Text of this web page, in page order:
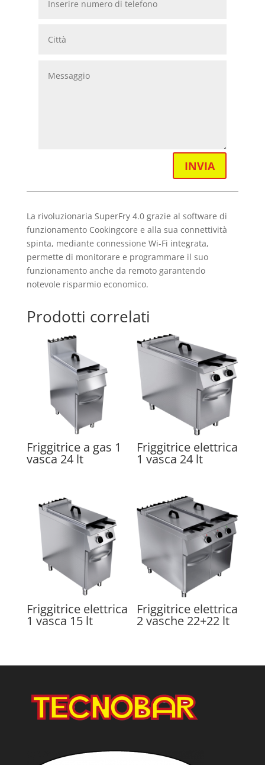
INVIA
La rivoluzionaria SuperFry 4.0 grazie al software di
funzionamento Cookingcore e alla sua connettività
spinta, mediante connessione Wi-Fi integrata,
permette di monitorare e programmare il suo
funzionamento anche da remoto garantendo
notevole risparmio economico.
Prodotti correlati
Friggitrice a gas 1
vasca 24 lt
Friggitrice elettrica
1 vasca 24 lt
Friggitrice elettrica
1 vasca 15 lt
Friggitrice elettrica
2 vasche 22+22 lt